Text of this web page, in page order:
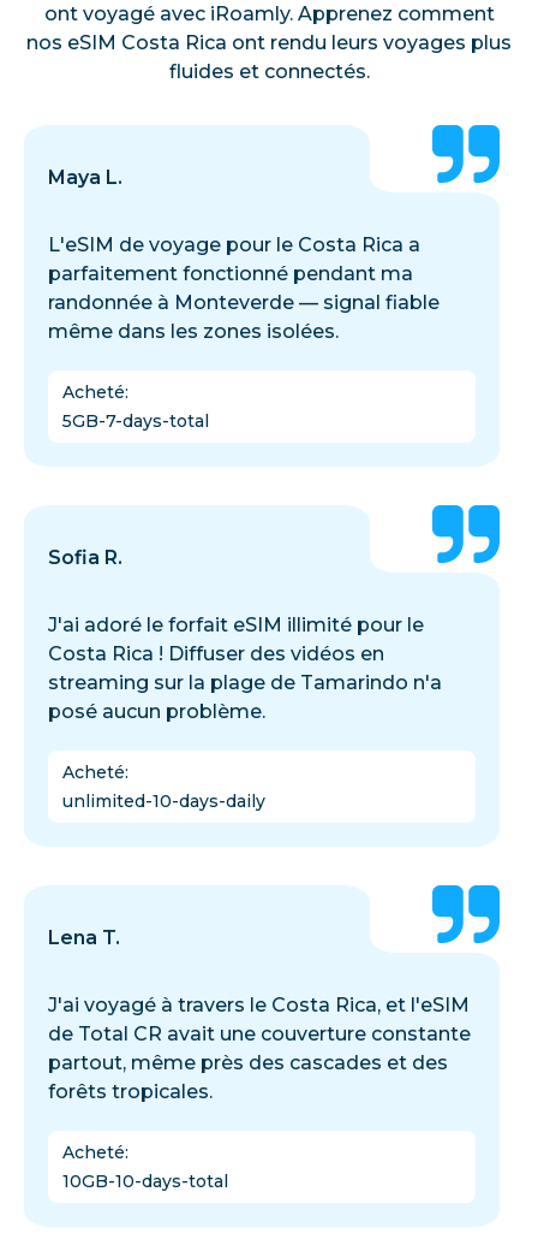
ont voyagé avec iRoamly. Apprenez comment
nos eSIM Costa Rica ont rendu leurs voyages plus
fluides et connectés.
Maya L.
L'eSIM de voyage pour le Costa Rica a
parfaitement fonctionné pendant ma
randonnée à Monteverde — signal fiable
même dans les zones isolées.
Acheté:
5GB-7-days-total
Sofia R.
J'ai adoré le forfait eSIM illimité pour le
Costa Rica ! Diffuser des vidéos en
streaming sur la plage de Tamarindo n'a
posé aucun problème.
Acheté:
unlimited-10-days-daily
Lena T.
J'ai voyagé à travers le Costa Rica, et l'eSIM
de Total CR avait une couverture constante
partout, même près des cascades et des
forêts tropicales.
Acheté:
10GB-10-days-total